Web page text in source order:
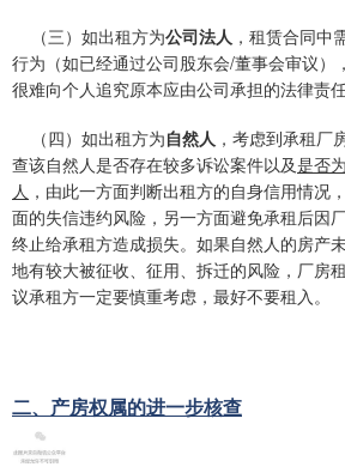
（三）如出租方为公司法人 ，租赁合同中
行为（如已经通过公司股东会/董事会审议）
很难向个人追究原本应由公司承担的法律责任
（四）如出租方为自然人 ，考虑到承租厂
查该自然人是否存在较多诉讼案件以及是否
人 ，由此一方面判断出租方的自身信用情况
面的失信违约风险，另一方面避免承租后因
终止给承租方造成损失。如果自然人的房产
地有较大被征收、征用、拆迁的风险，厂房
议承租方一定要慎重考虑，最好不要租入。
二、产房权属的进一步核查